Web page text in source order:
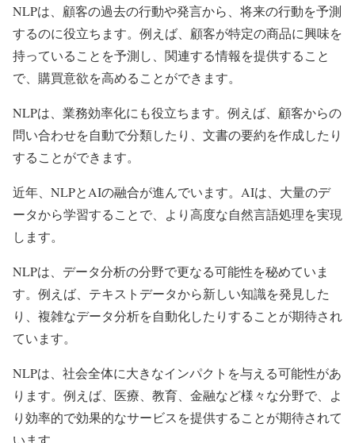
NLPは、顧客の過去の行動や発言から、将来の行動を予測
するのに役立ちます。例えば、顧客が特定の商品に興味を
持っていることを予測し、関連する情報を提供すること
で、購買意欲を高めることができます。
NLPは、業務効率化にも役立ちます。例えば、顧客からの
問い合わせを自動で分類したり、文書の要約を作成したり
することができます。
近年、NLPとAIの融合が進んでいます。AIは、大量のデ
ータから学習することで、より高度な自然言語処理を実現
します。
NLPは、データ分析の分野で更なる可能性を秘めていま
す。例えば、テキストデータから新しい知識を発見した
り、複雑なデータ分析を自動化したりすることが期待され
ています。
NLPは、社会全体に大きなインパクトを与える可能性があ
ります。例えば、医療、教育、金融など様々な分野で、よ
り効率的で効果的なサービスを提供することが期待されて